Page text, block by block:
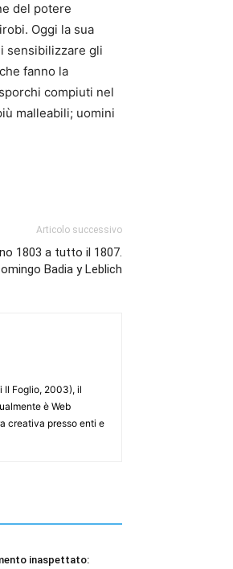
del potere
Oggi la sua
sensibilizzare gli
fanno la
compiuti nel
malleabili; uomini
Articolo successivo
1803 a tutto il 1807.
Badia y Leblich
Il Foglio, 2003), il
è Web
creativa presso enti e
inaspettato: